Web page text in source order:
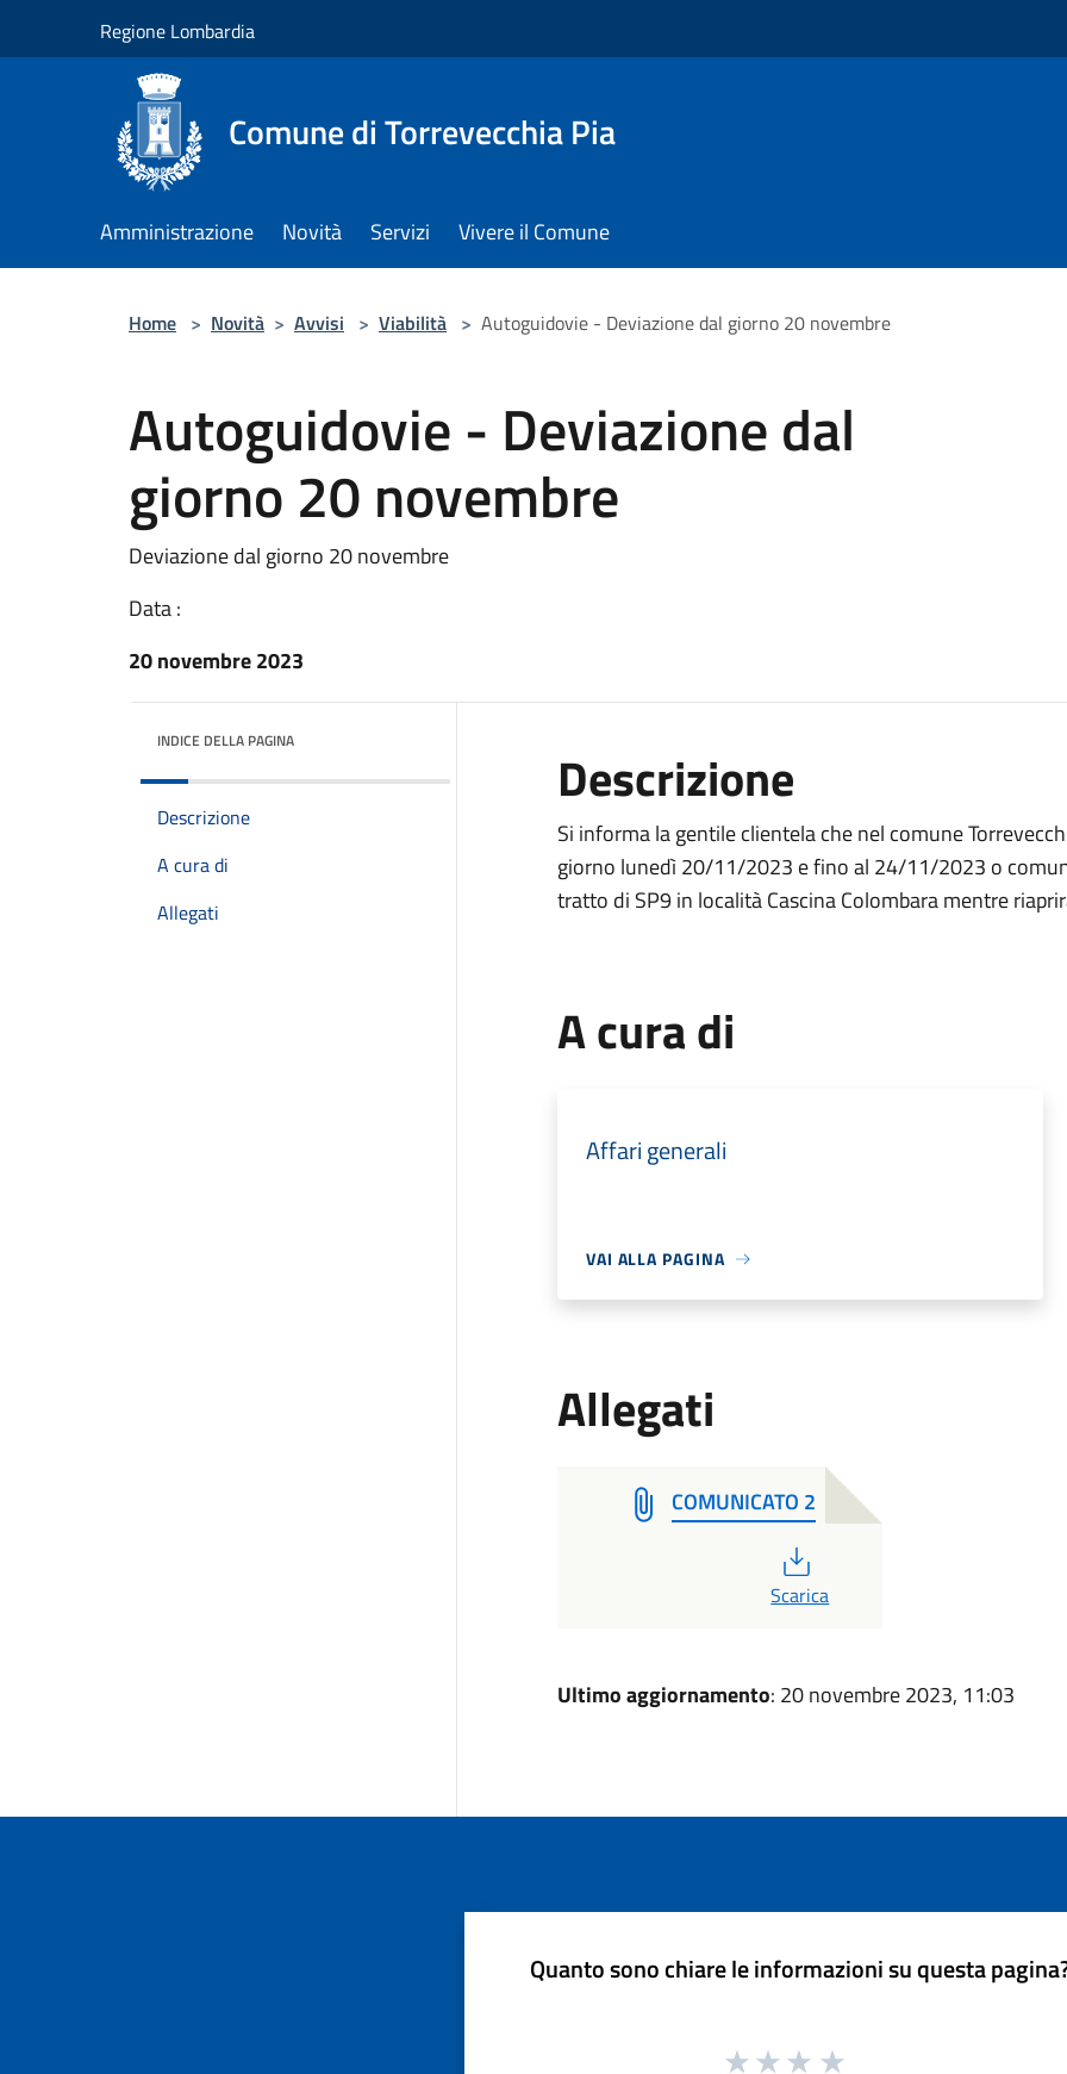
Regione Lombardia
Comune di Torrevecchia Pia
Amministrazione Novità Servizi Vivere il Comune
Home > Novità > Avvisi > Viabilità > Autoguidovie - Deviazione dal giorno 20 novembre
Autoguidovie - Deviazione dal
giorno 20 novembre
Deviazione dal giorno 20 novembre
Data :
20 novembre 2023
INDICE DELLA PAGINA
Descrizione
A cura di
Allegati
Descrizione
Si informa la gentile clientela che nel comune
giorno lunedì 20/11/2023 e fino al 24/11/2023 o
tratto di SP9 in località Cascina Colombara mentre
A cura di
Affari generali
VAI ALLA PAGINA
Allegati
COMUNICATO 2
Scarica
Ultimo aggiornamento: 20 novembre 2023, 11:03
Quanto sono chiare le informazioni su questa